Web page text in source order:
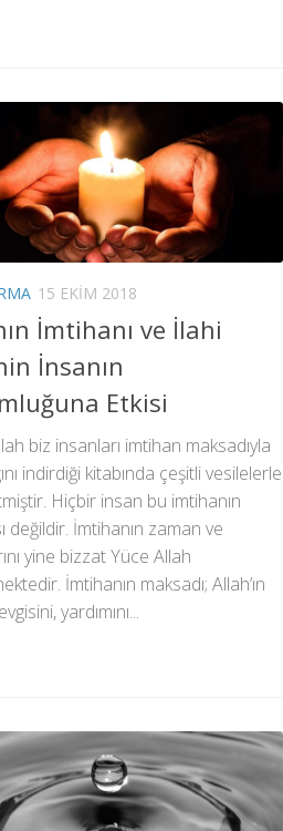
15 EKIM 2018
İmtihanı ve İlahi
İnsanın
Etkisi
biz insanları imtihan maksadıyla
indirdiği kitabında çeşitli vesilelerle
Hiçbir insan bu imtihanın
değildir. İmtihanın zaman ve
yine bizzat Yüce Allah
İmtihanın maksadı; Allah’ın
yardımını...